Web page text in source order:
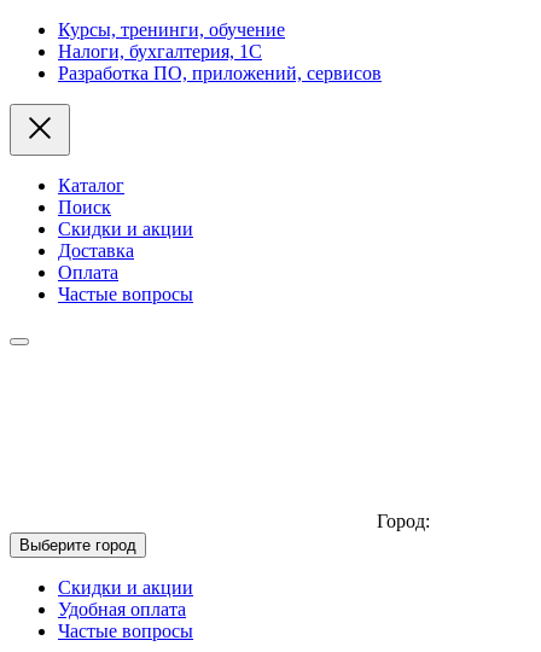
Курсы, тренинги, обучение
Налоги, бухгалтерия, 1С
Разработка ПО, приложений, сервисов
Каталог
Поиск
Скидки и акции
Доставка
Оплата
Частые вопросы
Город:
Выберите город
Скидки и акции
Удобная оплата
Частые вопросы